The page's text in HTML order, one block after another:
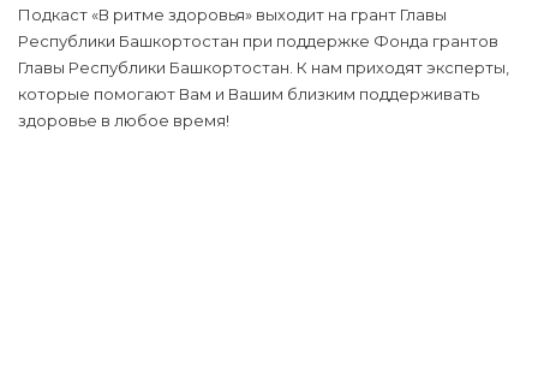
Подкаст «В ритме здоровья» выходит на грант Главы
Республики Башкортостан при поддержке Фонда грантов
Главы Республики Башкортостан. К нам приходят эксперты,
которые помогают Вам и Вашим близким поддерживать
здоровье в любое время!